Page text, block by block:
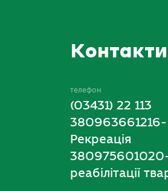
Контакти
телефон
(03431) 22 113
380963661216-
Рекреація
реабілітації